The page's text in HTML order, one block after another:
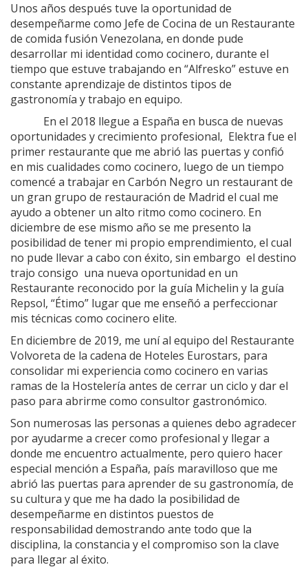
Unos años después tuve la oportunidad de
desempeñarme como Jefe de Cocina de un Restaurante
de comida fusión Venezolana, en donde pude
desarrollar mi identidad como cocinero, durante el
tiempo que estuve trabajando en “Alfresko” estuve en
constante aprendizaje de distintos tipos de
gastronomía y trabajo en equipo.
En el 2018 llegue a España en busca de nuevas
oportunidades y crecimiento profesional, Elektra fue el
primer restaurante que me abrió las puertas y confió
en mis cualidades como cocinero, luego de un tiempo
comencé a trabajar en Carbón Negro un restaurant de
un gran grupo de restauración de Madrid el cual me
ayudo a obtener un alto ritmo como cocinero. En
diciembre de ese mismo año se me presento la
posibilidad de tener mi propio emprendimiento, el cual
no pude llevar a cabo con éxito, sin embargo el destino
trajo consigo una nueva oportunidad en un
Restaurante reconocido por la guía Michelin y la guía
Repsol, “Étimo” lugar que me enseñó a perfeccionar
mis técnicas como cocinero elite.
En diciembre de 2019, me uní al equipo del Restaurante
Volvoreta de la cadena de Hoteles Eurostars, para
consolidar mi experiencia como cocinero en varias
ramas de la Hostelería antes de cerrar un ciclo y dar el
paso para abrirme como consultor gastronómico.
Son numerosas las personas a quienes debo agradecer
por ayudarme a crecer como profesional y llegar a
donde me encuentro actualmente, pero quiero hacer
especial mención a España, país maravilloso que me
abrió las puertas para aprender de su gastronomía, de
su cultura y que me ha dado la posibilidad de
desempeñarme en distintos puestos de
responsabilidad demostrando ante todo que la
disciplina, la constancia y el compromiso son la clave
para llegar al éxito.